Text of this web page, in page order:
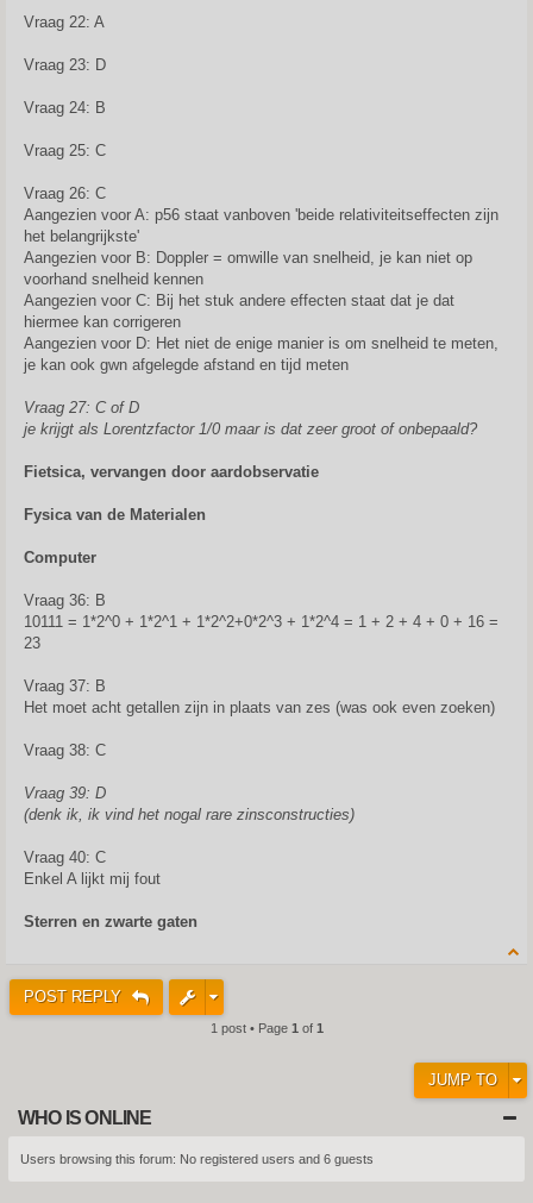
Vraag 22: A
Vraag 23: D
Vraag 24: B
Vraag 25: C
Vraag 26: C
Aangezien voor A: p56 staat vanboven 'beide relativiteitseffecten zijn
het belangrijkste'
Aangezien voor B: Doppler = omwille van snelheid, je kan niet op
voorhand snelheid kennen
Aangezien voor C: Bij het stuk andere effecten staat dat je dat
hiermee kan corrigeren
Aangezien voor D: Het niet de enige manier is om snelheid te meten,
je kan ook gwn afgelegde afstand en tijd meten
Vraag 27: C of D
je krijgt als Lorentzfactor 1/0 maar is dat zeer groot of onbepaald?
Fietsica, vervangen door aardobservatie
Fysica van de Materialen
Computer
Vraag 36: B
10111 = 1*2^0 + 1*2^1 + 1*2^2+0*2^3 + 1*2^4 = 1 + 2 + 4 + 0 + 16 =
23
Vraag 37: B
Het moet acht getallen zijn in plaats van zes (was ook even zoeken)
Vraag 38: C
Vraag 39: D
(denk ik, ik vind het nogal rare zinsconstructies)
Vraag 40: C
Enkel A lijkt mij fout
Sterren en zwarte gaten
POST REPLY
1 post • Page 1 of 1
JUMP TO
WHO IS ONLINE
Users browsing this forum: No registered users and 6 guests